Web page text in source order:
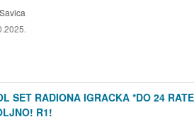
SET RADIONA IGRACKA *DO 24
R1!